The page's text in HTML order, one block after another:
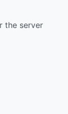
the server